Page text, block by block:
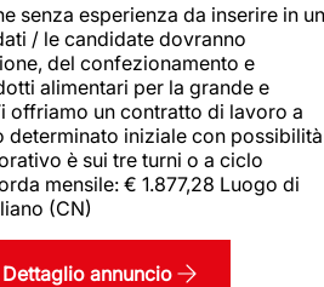
senza esperienza da inserire in un
/ le candidate dovranno
del confezionamento e
alimentari per la grande e
offriamo un contratto di lavoro a
determinato iniziale con possibilità
è sui tre turni o a ciclo
mensile: € 1.877,28 Luogo di
(CN)
Dettaglio annuncio